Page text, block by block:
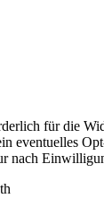
für die
eventuelles
nach